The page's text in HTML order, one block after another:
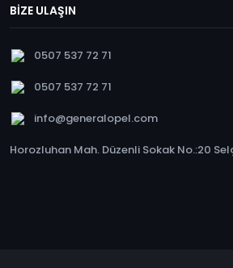
BİZE ULAŞIN
0507 537 72 71
0507 537 72 71
info@generalopel.com
Horozluhan Mah. Düzenli Sokak No.:20